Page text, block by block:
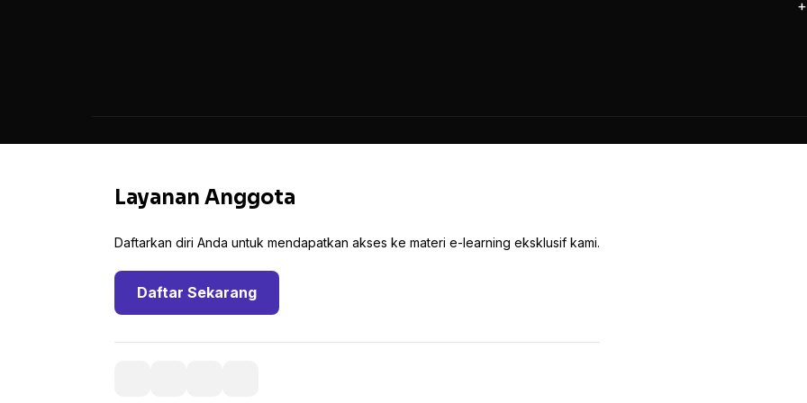
Layanan Anggota
Daftarkan diri Anda untuk mendapatkan akses ke materi e-learning eksklusif kami.
Daftar Sekarang